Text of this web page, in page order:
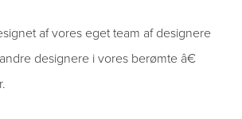
af vores eget team af designere
designere i vores berømte â€